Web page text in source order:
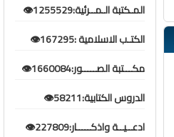
المـكتبة الـمــرئية:1255529👁️
الكتـب الاسلامية :167295👁️
مكـــتبة الصـــــور:1660084👁️
الدروس الكتابية:58211👁️
ادعــيــة واذكـــــار:227809👁️